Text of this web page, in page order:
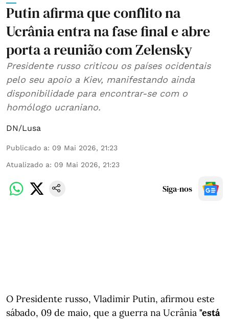
Putin afirma que conflito na
Ucrânia entra na fase final e abre
porta a reunião com Zelensky
Presidente russo criticou os países ocidentais
pelo seu apoio a Kiev, manifestando ainda
disponibilidade para encontrar-se com o
homólogo ucraniano.
DN/Lusa
Publicado a: 09 Mai 2026, 21:23
Atualizado a: 09 Mai 2026, 21:23
Siga-nos
O Presidente russo, Vladimir Putin, afirmou este
sábado, 09 de maio, que a guerra na Ucrânia "está